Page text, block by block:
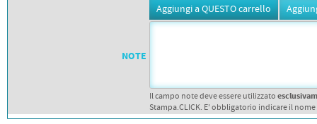
NOTE
Il campo note deve essere utilizzato
Stampa.CLICK. E' obbligatorio indicare il